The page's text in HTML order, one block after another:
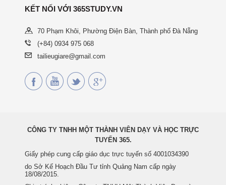
KẾT NỐI VỚI 365STUDY.VN
70 Phạm Khôi, Phường Điện Bàn, Thành phố Đà Nẵng
(+84) 0934 975 068
tailieugiare@gmail.com
CÔNG TY TNHH MỘT THÀNH VIÊN DẠY VÀ HỌC TRỰC
TUYẾN 365.
Giấy phép cung cấp giáo dục trực tuyến số 4001034390
do Sở Kế Hoạch Đầu Tư tỉnh Quảng Nam cấp ngày
18/08/2015.